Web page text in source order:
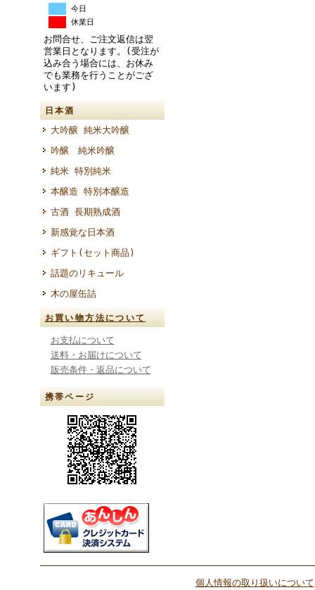
今日
休業日
お問合せ、ご注文返信は翌
営業日となります。(受注が
込み合う場合には、お休み
でも業務を行うことがござ
います)
日本酒
大吟醸 純米大吟醸
吟醸 純米吟醸
純米 特別純米
本醸造 特別本醸造
古酒 長期熟成酒
新感覚な日本酒
ギフト(セット商品)
話題のリキュール
木の屋缶詰
お買い物方法について
お支払について
送料・お届けについて
販売条件・返品について
携帯ページ
個人情報の取り扱いについて